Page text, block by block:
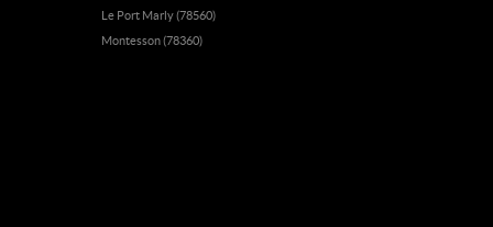
Le Port Marly (78560)
Montesson (78360)